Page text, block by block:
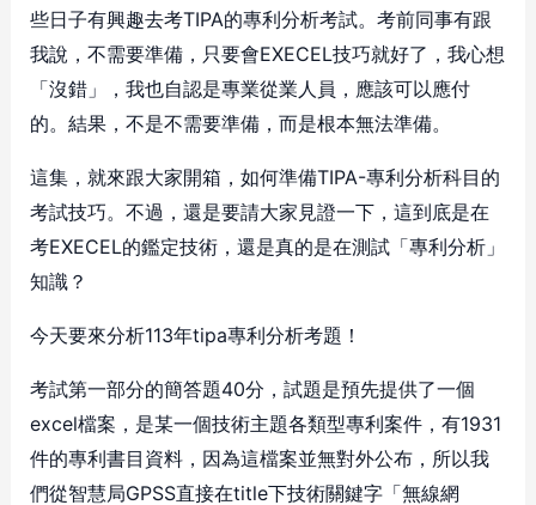
些日子有興趣去考TIPA的專利分析考試。考前同事有跟
我說，不需要準備，只要會EXECEL技巧就好了，我心想
「沒錯」，我也自認是專業從業人員，應該可以應付
的。結果，不是不需要準備，而是根本無法準備。
這集，就來跟大家開箱，如何準備TIPA-專利分析科目的
考試技巧。不過，還是要請大家見證一下，這到底是在
考EXECEL的鑑定技術，還是真的是在測試「專利分析」
知識？
今天要來分析113年tipa專利分析考題！
考試第一部分的簡答題40分，試題是預先提供了一個
excel檔案，是某一個技術主題各類型專利案件，有1931
件的專利書目資料，因為這檔案並無對外公布，所以我
們從智慧局GPSS直接在title下技術關鍵字「無線網